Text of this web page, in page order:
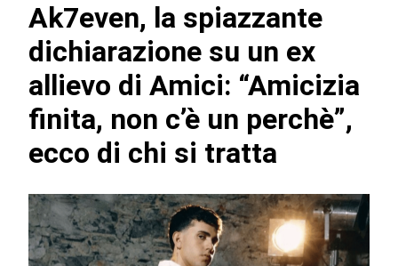
Ak7even, la spiazzante
dichiarazione su un ex
allievo di Amici: “Amicizia
finita, non c’è un perchè”,
ecco di chi si tratta